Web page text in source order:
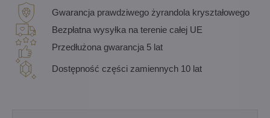
Gwarancja prawdziwego żyrandola kryształowego
Bezpłatna wysyłka na terenie całej UE
Przedłużona gwarancja 5 lat
Dostępność części zamiennych 10 lat